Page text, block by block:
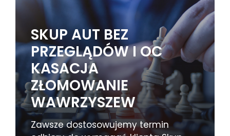
SKUP AUT BEZ
PRZEGLĄDÓW I OC
KASACJA
ZŁOMOWANIE
WAWRZYSZEW
Zawsze dostosowujemy termin